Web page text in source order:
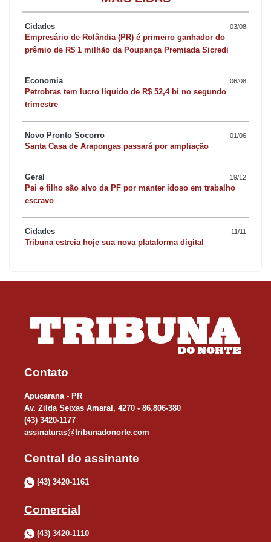
Nesta nova fase, serão duas turmas de 25 crianças, com
atividades no período da manhã e da tarde. O conteúdo inclui
aulas práticas com soldados do Corpo de Bombeiros e
professores das secretarias de Educação e Assistência Social,
que atuam com equipe multidisciplinar composta por psicólogo,
assistente social e orientadores. Entre os conteúdos estão
noções de primeiros socorros, prevenção de acidentes, cidadania
A prefeita em exercício, Gertrudes Bernardy, celebrou a retomada
projeto transformador. Fico feliz por vê-lo de volta, ainda melhor
no projeto, destaca a diversidade das disciplinas. “Eles vão
aprender técnicas de vertical¸ como escalar e descer de rapel,
além de mergulho e medidas de prevenção de incêndios.
Também terão aulas de primeiros socorros pré-hospitalar, vão
aprender com se faz massagem cardíaca e reconhecimento de
situações de emergência em pessoas próximas e parentes”.
da profissão. “Eles vão se sentir como bombeiros de verdade”.
Além das práticas operacionais, as criança terão orientações
chamar os bombeiros, quando ligar para o Samu, quando
Cidades 03/08
Empresário de Rolândia (PR) é primeiro ganhador do
prêmio de R$ 1 milhão da Poupança Premiada Sicredi
Economia 06/08
Petrobras tem lucro líquido de R$ 52,4 bi no segundo
trimestre
Novo Pronto Socorro 01/06
Santa Casa de Arapongas passará por ampliação
Geral 19/12
Pai e filho são alvo da PF por manter idoso em trabalho
escravo
Cidades 11/11
Tribuna estreia hoje sua nova plataforma digital
Contato
Apucarana - PR
Av. Zilda Seixas Amaral, 4270 - 86.806-380
(43) 3420-1177
assinaturas@tribunadonorte.com
Central do assinante
(43) 3420-1161
Comercial
(43) 3420-1110